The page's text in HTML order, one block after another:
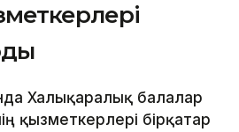
Халықаралық балалар
қызметкерлері бірқатар